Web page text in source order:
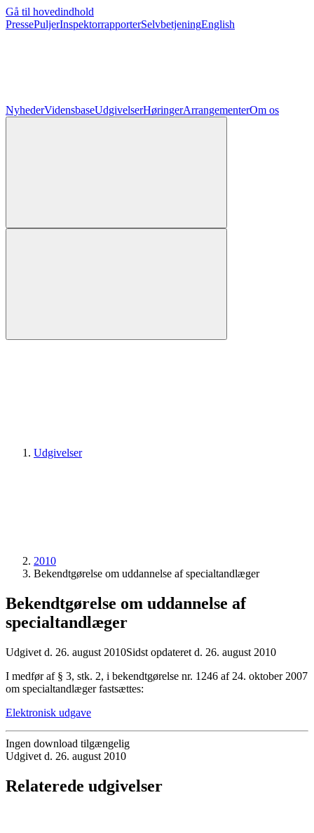
Gå til hovedindhold
PressePuljerInspektorrapporterSelvbetjeningEnglish
NyhederVidensbaseUdgivelserHøringerArrangementerOm os
Udgivelser
2010
Bekendtgørelse om uddannelse af specialtandlæger
Bekendtgørelse om uddannelse af
specialtandlæger
Udgivet d. 26. august 2010Sidst opdateret d. 26. august 2010
I medfør af § 3, stk. 2, i bekendtgørelse nr. 1246 af 24. oktober 2007
om specialtandlæger fastsættes:
Elektronisk udgave
Ingen download tilgængelig
Udgivet d. 26. august 2010
Relaterede udgivelser